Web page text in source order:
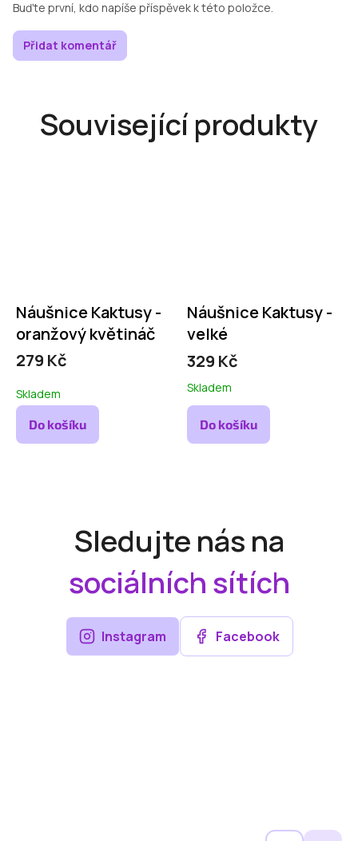
Související produkty
Náušnice Kaktusy -
oranžový květináč
279 Kč
Skladem
Do košíku
Náušnice Kaktusy -
velké
329 Kč
Skladem
Do košíku
Buďte první, kdo napíše příspěvek k této položce.
Přidat komentář
Sledujte nás na
sociálních sítích
Instagram Facebook